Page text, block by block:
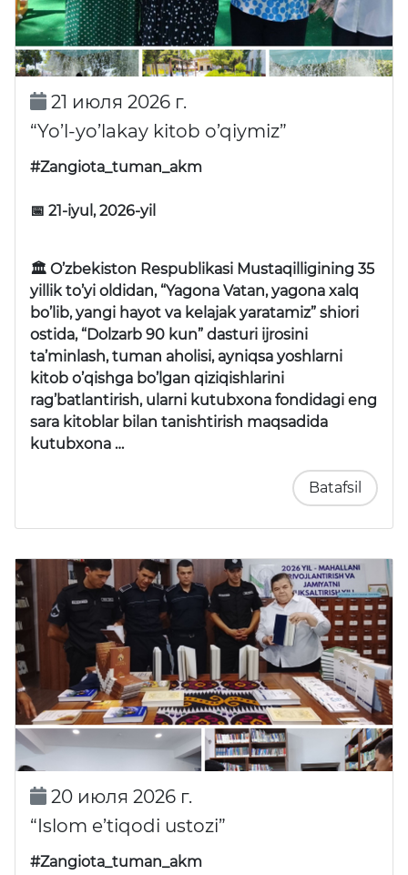
21 июля 2026 г.
“Yo’l-yo’lakay kitob o’qiymiz”
#Zangiota_tuman_akm
📅 21-iyul, 2026-yil
🏛 O’zbekiston Respublikasi Mustaqilligining 35
yillik to’yi oldidan, “Yagona Vatan, yagona xalq
bo’lib, yangi hayot va kelajak yaratamiz” shiori
ostida, “Dolzarb 90 kun” dasturi ijrosini
ta’minlash, tuman aholisi, ayniqsa yoshlarni
kitob o’qishga bo’lgan qiziqishlarini
rag’batlantirish, ularni kutubxona fondidagi eng
sara kitoblar bilan tanishtirish maqsadida
kutubxona …
Batafsil
20 июля 2026 г.
“Islom e’tiqodi ustozi”
#Zangiota_tuman_akm